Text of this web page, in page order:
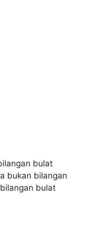
bulat
bukan bilangan
bulat